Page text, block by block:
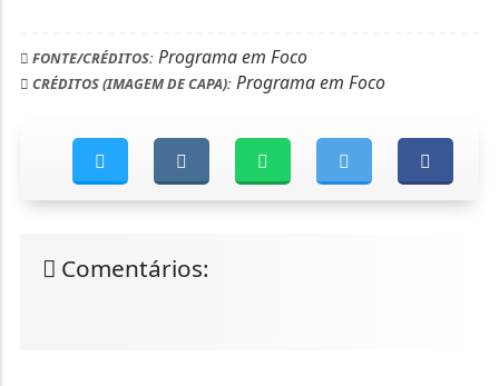
FONTE/CRÉDITOS:Programa em Foco
CRÉDITOS (IMAGEM DE CAPA):Programa em Foco
Comentários: